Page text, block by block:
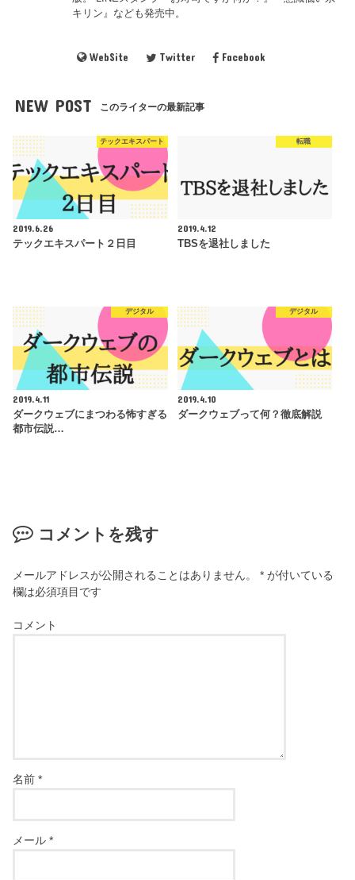
キリン』なども発売中。
WebSite Twitter Facebook
NEW POST このライターの最新記事
テックエキスパート
2019.6.26
テックエキスパート２日目
転職
2019.4.12
TBSを退社しました
デジタル
2019.4.11
ダークウェブにまつわる怖すぎる
都市伝説…
デジタル
2019.4.10
ダークウェブって何？徹底解説
コメントを残す
メールアドレスが公開されることはありません。 * が付いている
欄は必須項目です
コメント
名前*
メール*